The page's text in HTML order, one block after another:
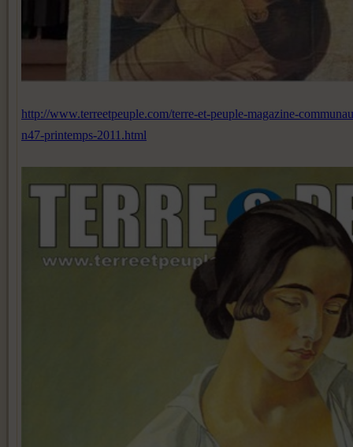
http://www.terreetpeuple.com/terre-et-peuple-magazine-
n47-printemps-2011.html